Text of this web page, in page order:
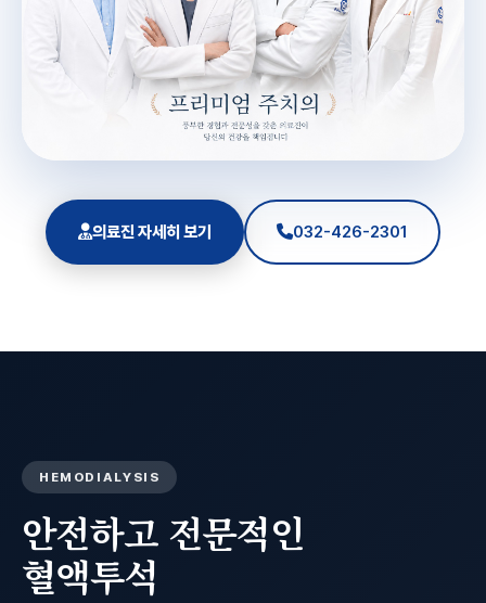
의료진 자세히 보기 032-426-2301
HEMODIALYSIS
안전하고 전문적인
혈액투석